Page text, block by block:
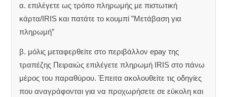
α. επιλέγετε ως τρόπο πληρωμής με πιστωτική
κάρτα/IRIS και πατάτε το κουμπί ”Μετάβαση για
πληρωμή”
β. μόλις μεταφερθείτε στο περιβάλλον epay της
τραπέζης Πειραιώς επιλέγετε πληρωμή IRIS στο πάνω
μέρος του παραθύρου. Έπειτα ακολουθείτε τις οδηγίες
που αναγράφονται για να προχωρήσετε σε εύκολη και